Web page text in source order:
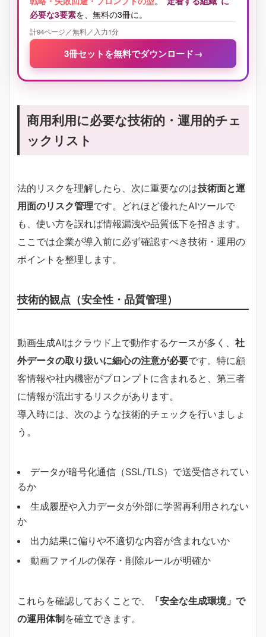
必要な3要素を、無料の3冊に。
計94ページ／無料／入力1分
3冊セットを無料でダウンロード→
商用利用に必要な技術的・運用的チェ
ックリスト
法的リスクを理解したら、次に重要なのは技術面と運
用面のリスク管理です。どれほど優れたAIツールで
も、使い方を誤れば情報漏洩や品質低下を招きます。
ここでは企業が導入前に必ず確認すべき技術・運用の
ポイントを整理します。
技術的観点（安全性・品質管理）
動画生成AIはクラウド上で動作するケースが多く、 社
外データの取り扱いに細心の注意が必要です。特に顧
客情報や社内機密がプロンプトに含まれると、第三者
に情報が流出するリスクがあります。
導入時には、次のような技術的チェックを行いましょ
う。
データが暗号化通信（SSL/TLS）で送受信されてい
るか
生成履歴や入力データが外部に学習再利用されない
か
出力結果に偏りや不適切な内容が含まれないか
動画ファイルの保存・削除ルールが明確か
これらを確認しておくことで、
「安全な生成環境」で
の運用体制 を確立できます。